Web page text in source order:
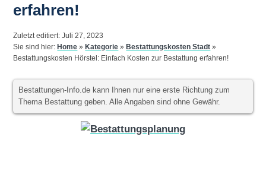
erfahren!
Zuletzt editiert: Juli 27, 2023
Sie sind hier:Home »Kategorie »Bestattungskosten Stadt »
Bestattungskosten Hörstel: Einfach Kosten zur Bestattung erfahren!
Bestattungen-Info.de kann Ihnen nur eine erste Richtung zum
Thema Bestattung geben. Alle Angaben sind ohne Gewähr.